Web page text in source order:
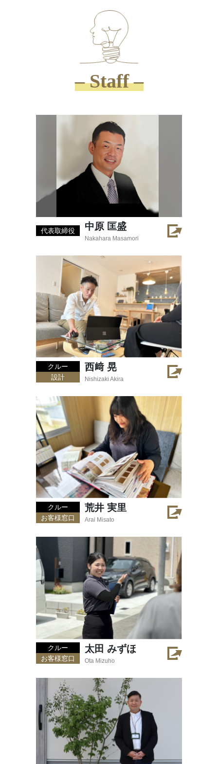
– Staff –
代表取締役 中原 匡盛
Nakahara Masamori
クルー
設計
西﨑 晃
Nishizaki Akira
クルー
お客様窓口
荒井 実里
Arai Misato
クルー
お客様窓口
太田 みずほ
Ota Mizuho